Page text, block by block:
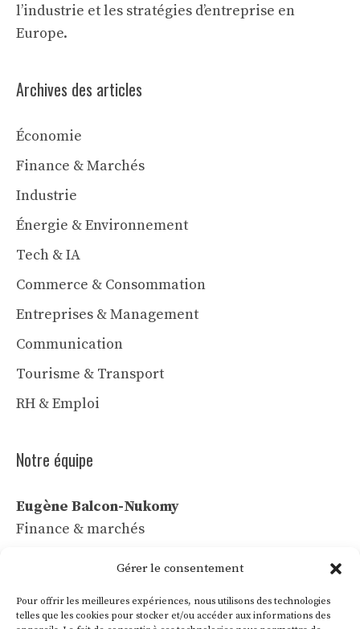
Gérer le consentement
Pour offrir les meilleures expériences, nous utilisons des technologies
telles que les cookies pour stocker et/ou accéder aux informations des
l’industrie et les stratégies d’entreprise en
Europe.
Archives des articles
Économie
Finance & Marchés
Industrie
Énergie & Environnement
Tech & IA
Commerce & Consommation
Entreprises & Management
Communication
Tourisme & Transport
RH & Emploi
Notre équipe
Eugène Balcon-Nukomy
Finance & marchés
Céline Vaubert
Léa Voss